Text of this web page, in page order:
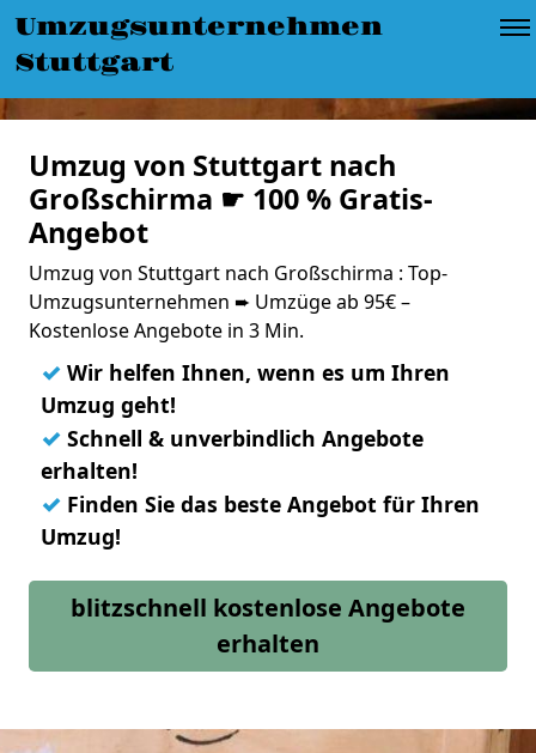
Umzugsunternehmen
Stuttgart
Umzug von Stuttgart nach
Großschirma ☛ 100 % Gratis-
Angebot
Umzug von Stuttgart nach Großschirma : Top-
Umzugsunternehmen ➨ Umzüge ab 95€ –
Kostenlose Angebote in 3 Min.
✓ Wir helfen Ihnen, wenn es um Ihren
Umzug geht!
✓ Schnell & unverbindlich Angebote
erhalten!
✓ Finden Sie das beste Angebot für Ihren
Umzug!
blitzschnell kostenlose Angebote
erhalten